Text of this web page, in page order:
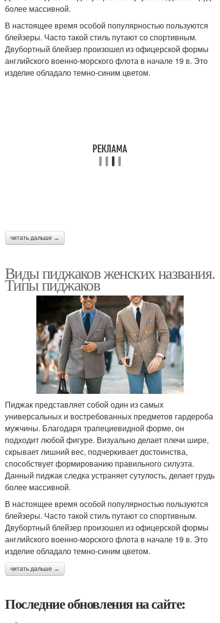
более массивной.
В настоящее время особой популярностью пользуются
блейзеры. Часто такой стиль путают со спортивным.
Двубортный блейзер произошел из офицерской формы
английского военно-морского флота в начале 19 в. Это
изделие обладало темно-синим цветом.
читать дальше →
Виды пиджаков женских названия.
Типы пиджаков
Пиджак представляет собой один из самых
универсальных и востребованных предметов гардероба
мужчины. Благодаря трапециевидной форме, он
подходит любой фигуре. Визуально делает плечи шире,
скрывает лишний вес, подчеркивает достоинства,
способствует формированию правильного силуэта.
Данный пиджак следка устраняет сутулость, делает грудь
более массивной.
В настоящее время особой популярностью пользуются
блейзеры. Часто такой стиль путают со спортивным.
Двубортный блейзер произошел из офицерской формы
английского военно-морского флота в начале 19 в. Это
изделие обладало темно-синим цветом.
читать дальше →
Последние обновления на сайте: